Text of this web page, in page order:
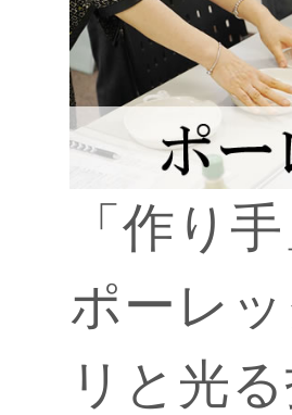
「作り
ポーレ
リと光